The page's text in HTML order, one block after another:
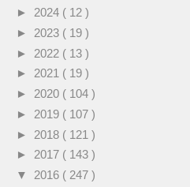
► 2024 ( 12 )
► 2023 ( 19 )
► 2022 ( 13 )
► 2021 ( 19 )
► 2020 ( 104 )
► 2019 ( 107 )
► 2018 ( 121 )
► 2017 ( 143 )
▼ 2016 ( 247 )